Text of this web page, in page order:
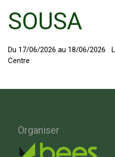
SOUSA
Du 17/06/2026 au 18/06/2026
Centre
Organiser